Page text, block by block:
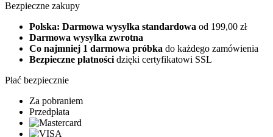
Bezpieczne zakupy
Polska: Darmowa wysyłka standardowa od 199,00 zł
Darmowa wysyłka zwrotna
Co najmniej 1 darmowa próbka do każdego zamówienia
Bezpieczne płatnościdzięki certyfikatowi SSL
Płać bezpiecznie
Za pobraniem
Przedpłata